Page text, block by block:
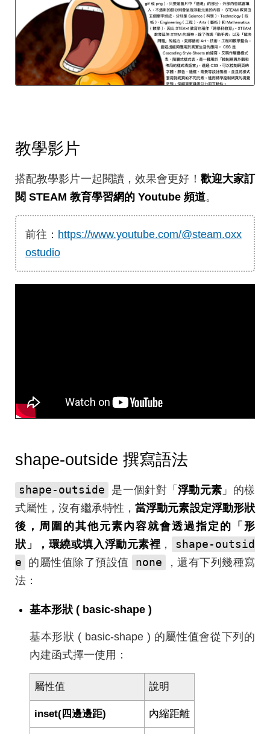
教學影片
搭配教學影片一起閱讀，效果會更好！ 歡迎大家訂
閱 STEAM 教育學習網的 Youtube 頻道。
前往： https://www.youtube.com/@steam.oxx
ostudio
shape-outside 撰寫語法
shape-outside 是一個針對「浮動元素 」的樣
式屬性，沒有繼承特性，當浮動元素設定浮動形狀
後，周圍的其他元素內容就會透過指定的「形
狀」，環繞或填入浮動元素裡 ，
shape-outsid
e
的屬性值除了預設值 none
，還有下列幾種寫
法：
基本形狀 ( basic-shape )
基本形狀 ( basic-shape ) 的屬性值會從下列的
內建函式擇一使用：
屬性值 說明
inset(四邊邊距) 內縮距離